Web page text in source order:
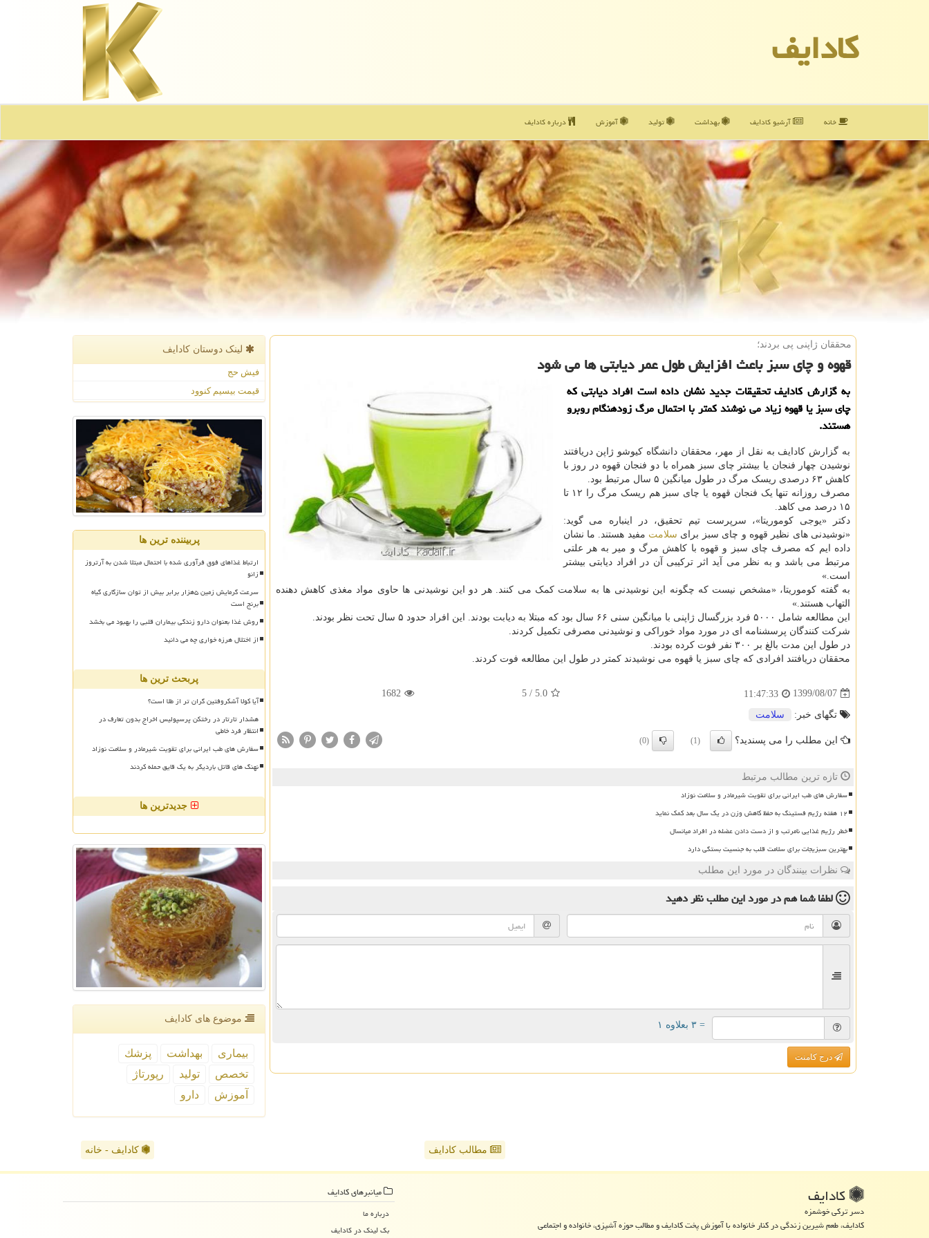
كادایف
خانه آرشیو كادایف بهداشت تولید آموزش درباره كادایف
محققان ژاپنی پی بردند؛
قهوه و چای سبز باعث افزایش طول عمر دیابتی ها می شود
به گزارش كادایف تحقیقات جدید نشان داده است افراد دیابتی كه
چای سبز یا قهوه زیاد می نوشند كمتر با احتمال مرگ زودهنگام روبرو
هستند.
به گزارش کادایف به نقل از مهر، محققان دانشگاه کیوشو ژاپن دریافتند
نوشیدن چهار فنجان یا بیشتر چای سبز همراه با دو فنجان قهوه در روز با
کاهش ۶۳ درصدی ریسک مرگ در طول میانگین ۵ سال مرتبط بود.
مصرف روزانه تنها یک فنجان قهوه یا چای سبز هم ریسک مرگ را ۱۲ تا
۱۵ درصد می کاهد.
دکتر «یوجی کوموریتا»، سرپرست تیم تحقیق، در اینباره می گوید:
«نوشیدنی های نظیر قهوه و چای سبز برای سلامت مفید هستند. ما نشان
داده ایم که مصرف چای سبز و قهوه با کاهش مرگ و میر به هر علتی
مرتبط می باشد و به نظر می آید اثر ترکیبی آن در افراد دیابتی بیشتر
است.»
به گفته کوموریتا، «مشخص نیست که چگونه این نوشیدنی ها به سلامت کمک می کنند. هر دو این نوشیدنی ها حاوی مواد مغذی کاهش دهنده
التهاب هستند.»
این مطالعه شامل ۵۰۰۰ فرد بزرگسال ژاپنی با میانگین سنی ۶۶ سال بود که مبتلا به دیابت بودند. این افراد حدود ۵ سال تحت نظر بودند.
شرکت کنندگان پرسشنامه ای در مورد مواد خوراکی و نوشیدنی مصرفی تکمیل کردند.
در طول این مدت بالغ بر ۳۰۰ نفر فوت کرده بودند.
محققان دریافتند افرادی که چای سبز یا قهوه می نوشیدند کمتر در طول این مطالعه فوت کردند.
1399/08/07
11:47:33
5.0
/
5
1682
تگهای خبر: سلامت
این مطلب را می پسندید؟ (1)
(0)
تازه ترین مطالب مرتبط
سفارش های طب ایرانی برای تقویت شیرمادر و سلامت نوزاد
۱۲ هفته رژیم فستینگ به حفظ کاهش وزن در یک سال بعد کمک نماید
خطر رژیم غذایی نامرتب و از دست دادن عضله در افراد میانسال
بهترین سبزیجات برای سلامت قلب به جنسیت بستگی دارد
نظرات بینندگان در مورد این مطلب
لطفا شما همدر مورد این مطلبنظر دهید
= ۳ بعلاوه ۱
درج کامنت
لینک دوستان كادایف
فیش حج
قیمت بیسیم کنوود
پربیننده ترین ها
ارتباط غذاهای فوق فرآوری شده با احتمال مبتلا شدن به آرتروز
زانو
سرعت گرمایش زمین ۵هزار برابر بیش از توان سازگاری گیاه
برنج است
روش غذا بعنوان دارو زندگی بیماران قلبی را بهبود می بخشد
از اختلال هرزه خواری چه می دانید
پربحث ترین ها
آیا کولا آشکروفتین گران تر از طلا است؟
هشدار تارتار در رختکن پرسپولیس اخراج بدون تعارف در
انتظار فرد خاطی
سفارش های طب ایرانی برای تقویت شیرمادر و سلامت نوزاد
نهنگ های قاتل باردیگر به یک قایق حمله کردند
جدیدترین ها
موضوع های كادایف
بیماری بهداشت
پزشك
تخصص
تولید
رپورتاژ
آموزش
دارو
مطالب کادایف کادایف - خانه
كادایف
دسر ترکی خوشمزه
کادایف، طعم شیرین زندگی در کنار خانواده با آموزش پخت کادایف و مطالب حوزه آشپزی، خانواده و اجتماعی
میانبرهای كادایف
درباره ما
بک لینک در كادایف